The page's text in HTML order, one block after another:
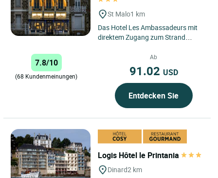
St Malo1 km
Das Hotel Les Ambassadeurs mit
direktem Zugang zum Strand
Lage an der Chaussée du Sillon,...
7.8/10
(68 Kundenmeinungen)
Ab
91.02 USD
Entdecken Sie
Logis Hôtel le Printania
Dinard2 km